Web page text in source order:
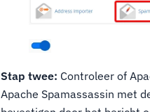
Stap twee: Controleer of
Apache Spamassassin met